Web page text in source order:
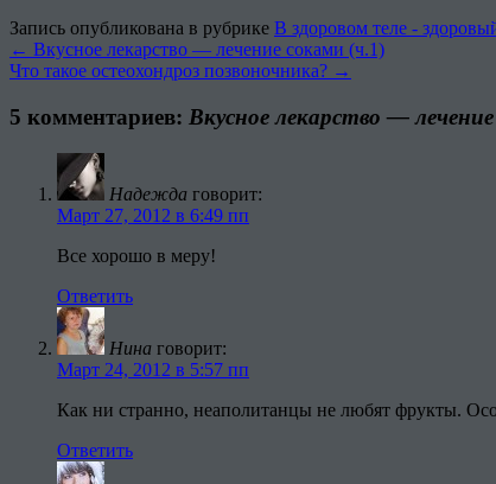
Запись опубликована в рубрике В здоровом теле -
← Вкусное лекарство — лечение соками (ч.1)
Что такое остеохондроз позвоночника? →
5 комментариев: Вкусное лекарство —
Надежда говорит:
Март 27, 2012 в 6:49 пп
Все хорошо в меру!
Ответить
Нина говорит:
Март 24, 2012 в 5:57 пп
Как ни странно, неаполитанцы не любят фрукты.
Ответить